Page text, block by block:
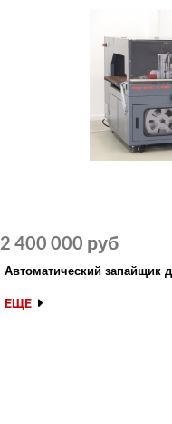
Автоматический запайщик
2 400 000 руб
ЕЩЕ